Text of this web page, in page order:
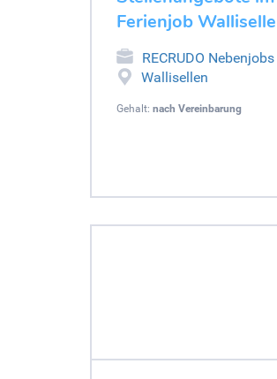
Ferienjob
RECRUDO Nebenjobs
Wallisellen
Gehalt: nach Vereinbarung